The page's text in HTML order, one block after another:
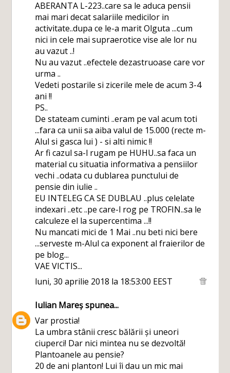
ABERANTA L-223..care sa le aduca pensii
mai mari decat salariile medicilor in
activitate..dupa ce le-a marit Olguta ...cum
nici in cele mai supraerotice vise ale lor nu
au vazut ..!
Nu au vazut ..efectele dezastruoase care vor
urma ..
Vedeti postarile si zicerile mele de acum 3-4
ani !!
PS..
De stateam cuminti ..eram pe val acum toti
...fara ca unii sa aiba valul de 15.000 (recte m-
Alul si gasca lui ) - si alti nimic !!
Ar fi cazul sa-l rugam pe HUHU..sa faca un
material cu situatia informativa a pensiilor
vechi ..odata cu dublarea punctului de
pensie din iulie ..
EU INTELEG CA SE DUBLAU ..plus celelate
indexari ..etc ..pe care-l rog pe TROFIN..sa le
calculeze el la supercentima ...!!
Nu mancati mici de 1 Mai ..nu beti nici bere
...serveste m-Alul ca exponent al fraierilor de
pe blog...
VAE VICTIS...
luni, 30 aprilie 2018 la 18:53:00 EEST
Iulian Mareșspunea...
Var prostia!
La umbra stânii cresc bălării și uneori
ciuperci! Dar nici mintea nu se dezvoltă!
Plantoanele au pensie?
20 de ani planton! Lui îi dau un mic mai